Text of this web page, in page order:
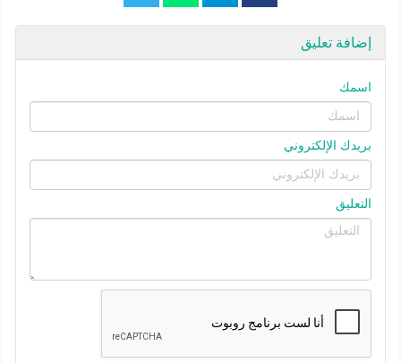
إضافة تعليق
اسمك
بريدك الإلكتروني
التعليق